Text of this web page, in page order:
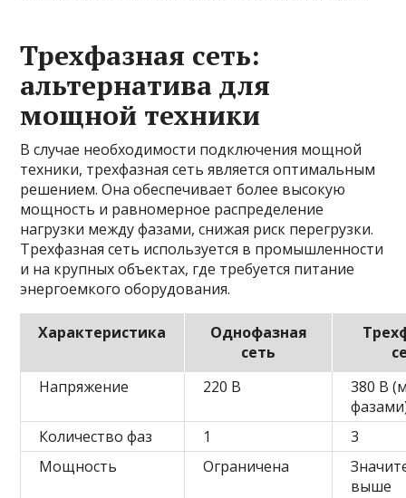
Трехфазная сеть:
альтернатива для
мощной техники
В случае необходимости подключения мощной
техники, трехфазная сеть является оптимальным
решением. Она обеспечивает более высокую
мощность и равномерное распределение
нагрузки между фазами, снижая риск перегрузки.
Трехфазная сеть используется в промышленности
и на крупных объектах, где требуется питание
энергоемкого оборудования.
Характеристика
Однофазная
сеть
Напряжение
220 В
380 В
Количество фаз
1
3
Мощность
Ограничена
выше